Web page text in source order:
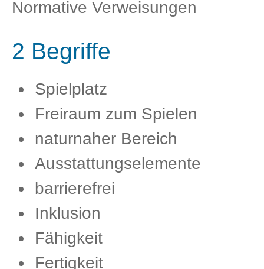
Normative Verweisungen
2 Begriffe
Spielplatz
Freiraum zum Spielen
naturnaher Bereich
Ausstattungselemente
barrierefrei
Inklusion
Fähigkeit
Fertigkeit